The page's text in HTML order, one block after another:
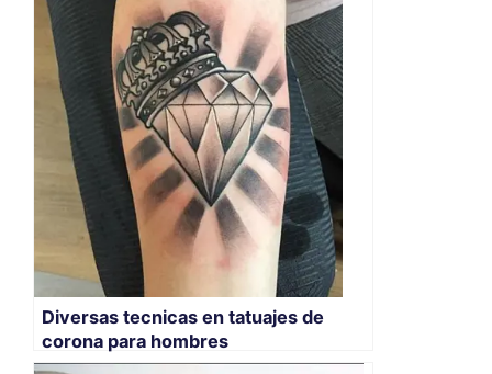
Diversas tecnicas en tatuajes de
corona para hombres